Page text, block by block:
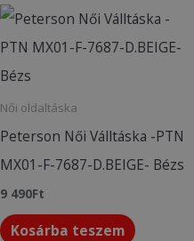
Női oldaltáska
Peterson Női Válltáska -PTN
MX01-F-7687-D.BEIGE- Bézs
9 490Ft
Kosárba teszem